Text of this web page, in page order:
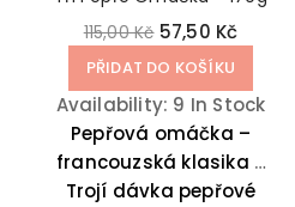
115,00 Kč 57,50 Kč
PŘIDAT DO KOŠÍKU
Availability: 9 In Stock
Pepřová omáčka –
francouzská klasika v
intenzivním podání.
Trojí dávka pepřové